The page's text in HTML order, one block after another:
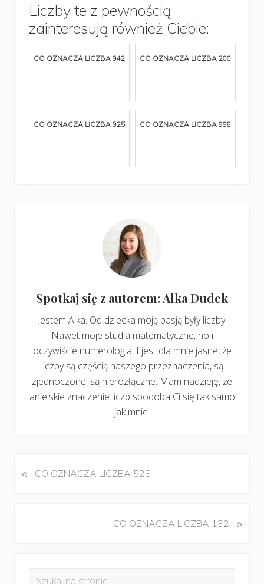
Liczby te z pewnością
zainteresują również Ciebie:
CO OZNACZA LICZBA 942 CO OZNACZA LICZBA 200
CO OZNACZA LICZBA 925 CO OZNACZA LICZBA 998
Spotkaj się z autorem: Alka Dudek
Jestem Alka. Od dziecka moją pasją były liczby.
Nawet moje studia matematyczne, no i
oczywiście numerologia. I jest dla mnie jasne, że
liczby są częścią naszego przeznaczenia, są
zjednoczone, są nierozłączne. Mam nadzieję, że
anielskie znaczenie liczb spodoba Ci się tak samo
jak mnie.
P
« CO OZNACZA LICZBA 528
CO OZNACZA LICZBA 132 »
Szukaj